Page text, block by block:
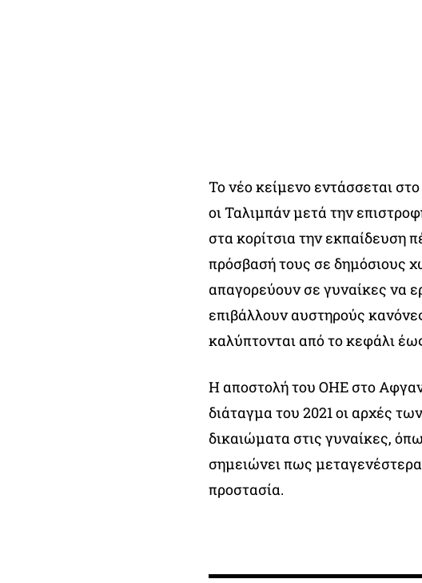
Το νέο κείμενο εντάσσεται
οι Ταλιμπάν μετά την
στα κορίτσια την εκπαίδευση
πρόσβασή τους σε δημόσιους
απαγορεύουν σε γυναίκες να
επιβάλλουν αυστηρούς
καλύπτονται από το κεφάλι
Η αποστολή του ΟΗΕ στο
διάταγμα του 2021 οι αρχές
δικαιώματα στις γυναίκες,
σημειώνει πως
προστασία.